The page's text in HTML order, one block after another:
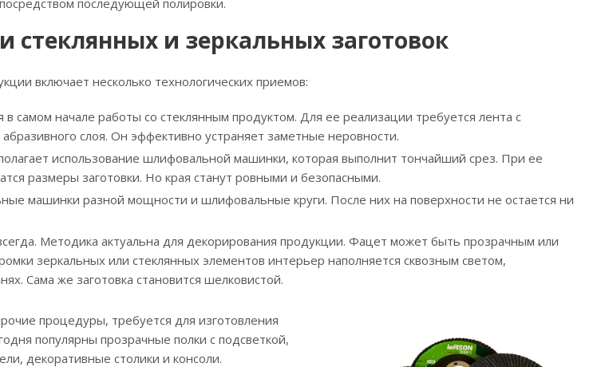
стеклянных и зеркальных заготовок
включает несколько технологических приемов:
самом начале работы со стеклянным продуктом. Для ее реализации требуется лента с
слоя. Он эффективно устраняет заметные неровности.
использование шлифовальной машинки, которая выполнит тончайший срез. При ее
размеры заготовки. Но края станут ровными и безопасными.
машинки разной мощности и шлифовальные круги. После них на поверхности не остается ни
Методика актуальна для декорирования продукции. Фацет может быть прозрачным или
зеркальных или стеклянных элементов интерьер наполняется сквозным светом,
Сама же заготовка становится шелковистой.
процедуры, требуется для изготовления
популярны прозрачные полки с подсветкой,
декоративные столики и консоли.